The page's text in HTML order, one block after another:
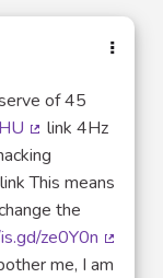
of 45
(Lien externe)
link 4Hz
externe)
link This means
the
ze0Y0n
(Lien
me, I am